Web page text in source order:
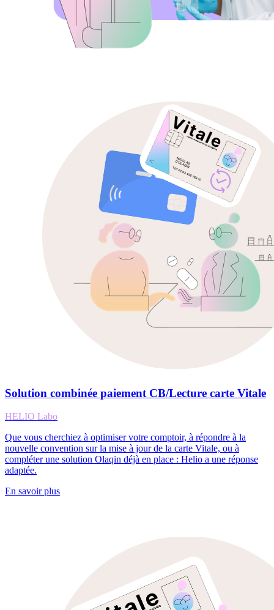
Solution combinée paiement CB/Lecture carte Vitale
HELIO Labo
Que vous cherchiez à optimiser votre comptoir, à répondre à la
nouvelle convention sur la mise à jour de la carte Vitale, ou à
compléter une solution Olaqin déjà en place : Helio a une réponse
adaptée.
En savoir plus